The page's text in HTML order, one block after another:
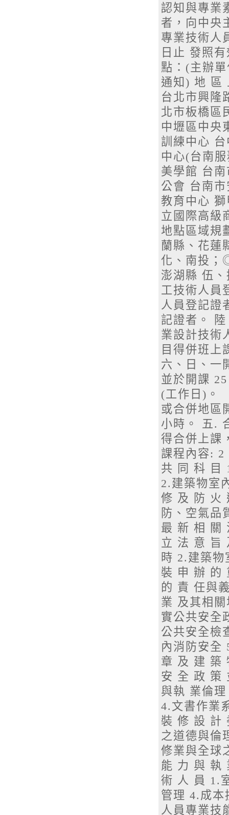
認知與專業
者，向中央
專業技術人
日止 發照
點：(主辦
通知) 地 區
台北市興隆
北市板橋區
中壢區中央
訓練中心
中心(台南
美學館 台
公會 台南
教育中心
立國際高級
地點區域規
蘭縣、花蓮
化、南投；
澎湖縣 伍
工技術人員
人員登記證
記證者。
業設計技術
目得併班上
六、日、一
並於開課
(工作日)。
或合併地區
小時。 五.
得合併上課
課程內容: 2
共 同 科 目
2.建築物室
修 及 防 火
防、空氣品
最 新 相 關
立 法 意 旨
時 2.建築
裝 申 辦 的
的 責 任與
業 及其相
實公共安全
公共安全檢
內消防安全
章 及 建 築
安 全 政 策
與執 業倫
4.文書作業
裝 修 設 計
之道德與倫
修業與全球
能 力 與 執
術 人 員 1.
管理 4.成
人員專業技